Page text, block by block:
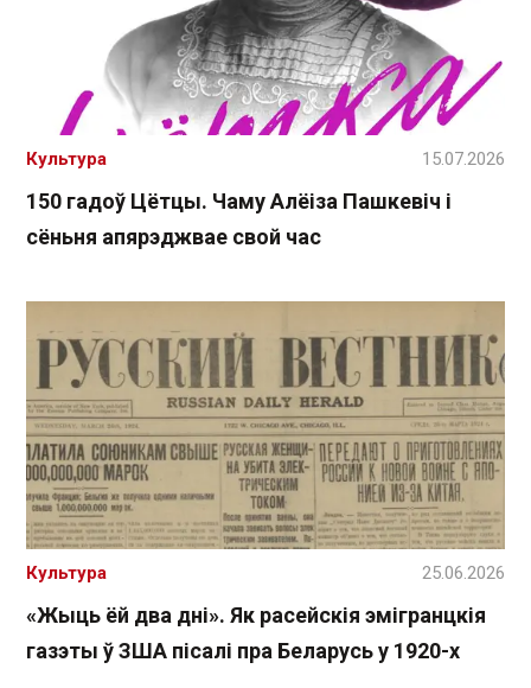
150 гадоў Цётцы. Чаму Алёіза Пашкевіч і
сёньня апярэджвае свой час
Культура 15.07.2026
«Жыць ёй два дні». Як расейскія эмігранцкія
газэты ў ЗША пісалі пра Беларусь у 1920-х
Культура 25.06.2026